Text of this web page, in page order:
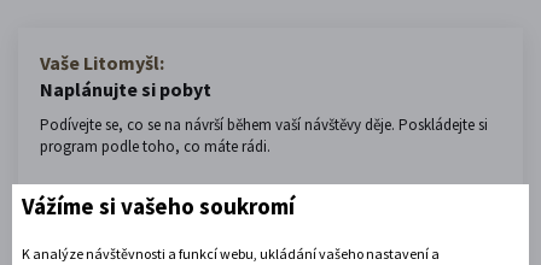
Vaše Litomyšl:
Naplánujte si pobyt
Podívejte se, co se na návrší během vaší návštěvy děje. Poskládejte si
program podle toho, co máte rádi.
Přijíždím
Vážíme si vašeho soukromí
K analýze návštěvnosti a funkcí webu, ukládání vašeho nastavení a